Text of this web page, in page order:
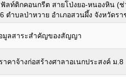
ลท์ติกคอนกรีต สายโป่งยอ-หนองหิน (ช่
ตำบลป่าหวาย อำเภอสวนผึ้ง จังหวัดรา
มูลสาระสำคัญของสัญญา
คาจ้างก่อสร้างศาลาอเนกประสงค์ ม.8